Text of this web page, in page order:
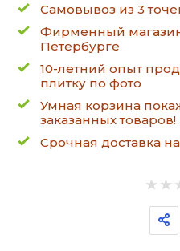
Самовывоз из 3
Фирменный
Петербурге
10-летний опыт
плитку по фото
Умная корзина
заказанных товаров!
Срочная доставка